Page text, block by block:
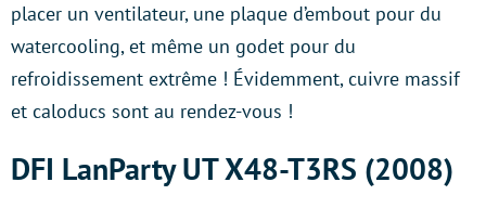
placer un ventilateur, une plaque d’embout pour du
watercooling, et même un godet pour du
refroidissement extrême ! Évidemment, cuivre massif
et caloducs sont au rendez-vous !
DFI LanParty UT X48-T3RS (2008)